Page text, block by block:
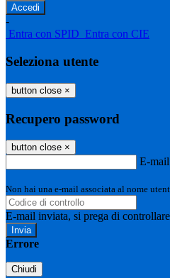
-
Entra con SPID Entra con CIE
Seleziona utente
button close ×
Recupero password
button close ×
E-mail
Non hai una e-mail associata al nome
E-mail inviata, si prega di
Errore
Chiudi